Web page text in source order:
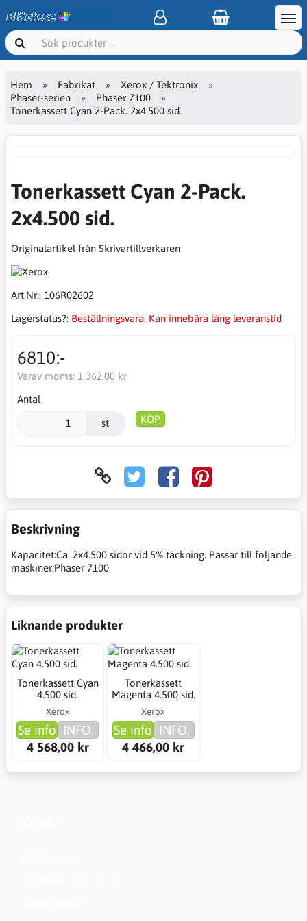
Hem Fabrikat
Xerox / Tektronix
Phaser-serien
Phaser 7100
Tonerkassett Cyan 2-Pack. 2x4.500 sid.
Tonerkassett Cyan 2-Pack.
2x4.500 sid.
Originalartikel från Skrivartillverkaren
Art.Nr:: 106R02602
Lagerstatus?: Beställningsvara: Kan innebära lång leveranstid
6810:-
Varav moms: 1 362,00 kr
Antal
st KÖP
Beskrivning
Kapacitet:Ca. 2x4.500 sidor vid 5% täckning. Passar till följande
maskiner:Phaser 7100
Liknande produkter
Tonerkassett Cyan
4.500 sid.
Xerox
Se info INFO.
4 568,00 kr
Tonerkassett
Magenta 4.500 sid.
Xerox
Se info INFO.
4 466,00 kr